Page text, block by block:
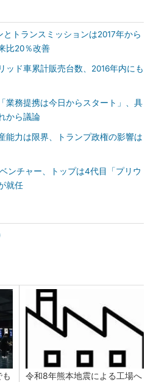
とトランスミッションは2017年から
比20％改善
ッド車累計販売台数、2016年内にも
業務提携は今日からスタート」、具
から議論
能力は限界、トランプ政権の影響は
ンチャー、トップは4代目「プリウ
就任
令和8年熊本地震による工場へ